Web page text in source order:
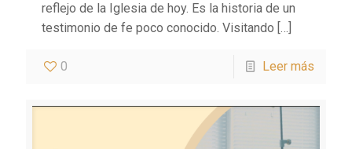
reflejo de la Iglesia de hoy. Es la historia de un
testimonio de fe poco conocido. Visitando […]
0 Leer más